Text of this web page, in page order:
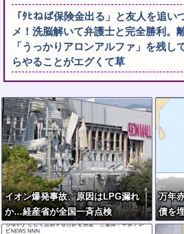
「ﾀﾋねば保険金出る」と友人を追い
メ！洗脳解いて弁護士と完全勝利。
「うっかりアロンアルファ」を残
らやることがエグくて草
イオン爆発事故、原因はLPG漏れ
か…経産省が全国一斉点検
万年
債を
を引